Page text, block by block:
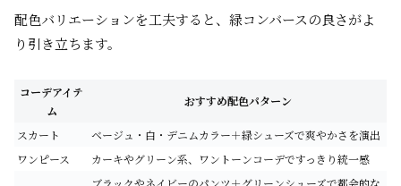
配色バリエーションを工夫すると、緑コンバースの良さがよ
り引き立ちます。
コーデアイテ
ム
おすすめ配色パターン
スカート
ベージュ・白・デニムカラー＋緑シューズで爽やかさを演出
ワンピース
カーキやグリーン系、ワントーンコーデですっきり統一感
ブラックやネイビーのパンツ＋グリーンシューズで都会的な